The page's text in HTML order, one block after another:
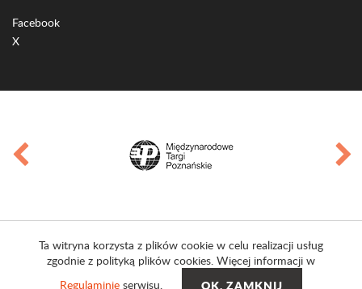
Facebook
X
Ta witryna korzysta z plików cookie w celu realizacji usług
zgodnie z polityką plików cookies. Więcej informacji w
Regulaminie serwisu.